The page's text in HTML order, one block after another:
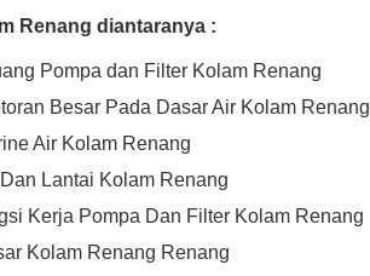
Renang diantaranya :
Pompa dan Filter Kolam Renang
Besar Pada Dasar Air Kolam Renang
Air Kolam Renang
Lantai Kolam Renang
Kerja Pompa Dan Filter Kolam Renang
Kolam Renang Renang